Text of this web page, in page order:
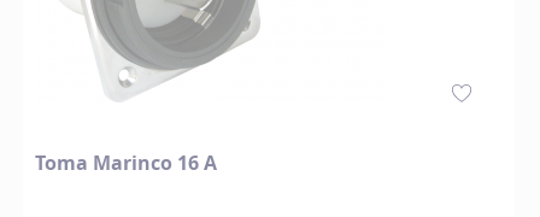
Toma Marinco 16 A